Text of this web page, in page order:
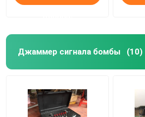
Джаммер сигнала бомбы (10)